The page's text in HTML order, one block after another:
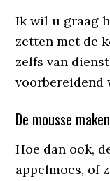
Ik wil u graag
zetten met de
zelfs van
voorbereidend
De mousse maken
Hoe dan ook,
appelmoes, of